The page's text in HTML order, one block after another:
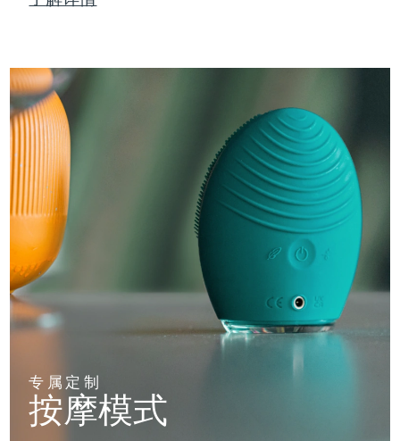
专属定制
按摩模式